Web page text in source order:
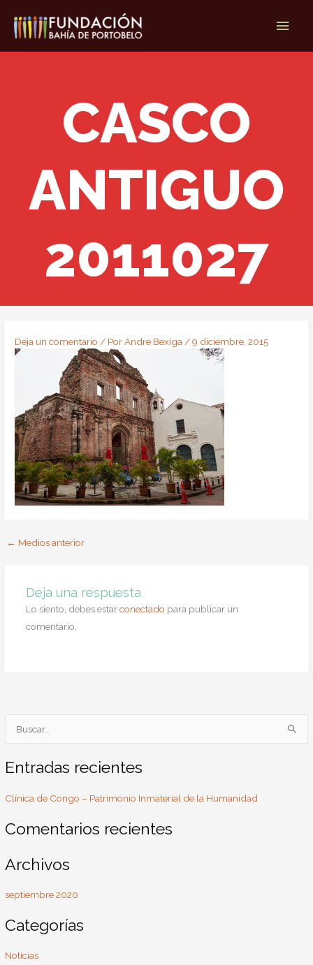
contenido
CASCO
ANTIGUO
2011027
s
a
p
r
:
Entradas recientes
Clínica de Congo – Patrimonio Inmaterial de la Humanidad
Comentarios recientes
Archivos
septiembre 2020
Categorías
Notícias
Deja un comentario / PorAndre Bexiga /9 diciembre, 2015
← Medios anterior
Deja una respuesta
Lo siento, debes estarconectado para publicar un
comentario.